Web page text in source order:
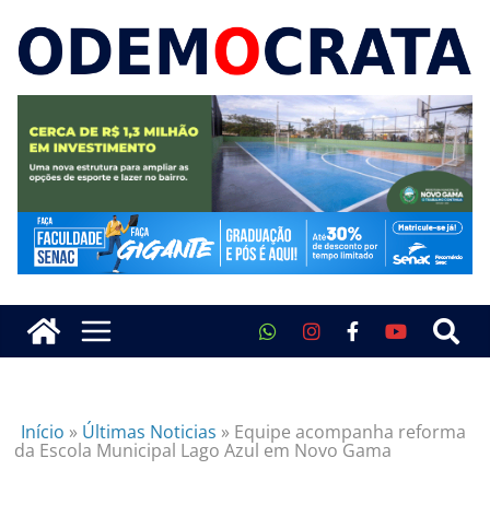
Início » Últimas Noticias » Equipe acompanha reforma
da Escola Municipal Lago Azul em Novo Gama